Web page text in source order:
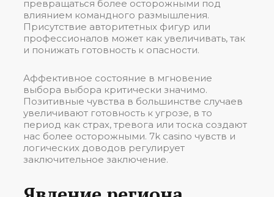
превращаться более осторожными под
влиянием командного размышления.
Присутствие авторитетных фигур или
профессионалов может как увеличивать, так
и понижать готовность к опасности.
Аффективное состояние в мгновение
выбора выбора критически значимо.
Позитивные чувства в большинстве случаев
увеличивают готовность к угрозе, в то
период как страх, тревога или тоска создают
нас более осторожными. 7k casino чувств и
логических доводов регулирует
заключительное заключение.